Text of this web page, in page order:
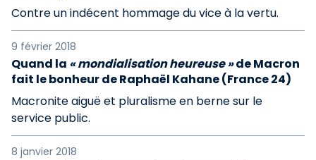
Contre un indécent hommage du vice à la vertu.
9 février 2018
Quand la « mondialisation heureuse »de Macron
fait le bonheur de Raphaël Kahane (France 24)
Macronite aiguë et pluralisme en berne sur le
service public.
8 janvier 2018